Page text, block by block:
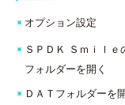
オプション設定
ＳＰＤＫ Ｓｍｉｌｅ
フォルダーを開く
ＤＡＴフォルダーを